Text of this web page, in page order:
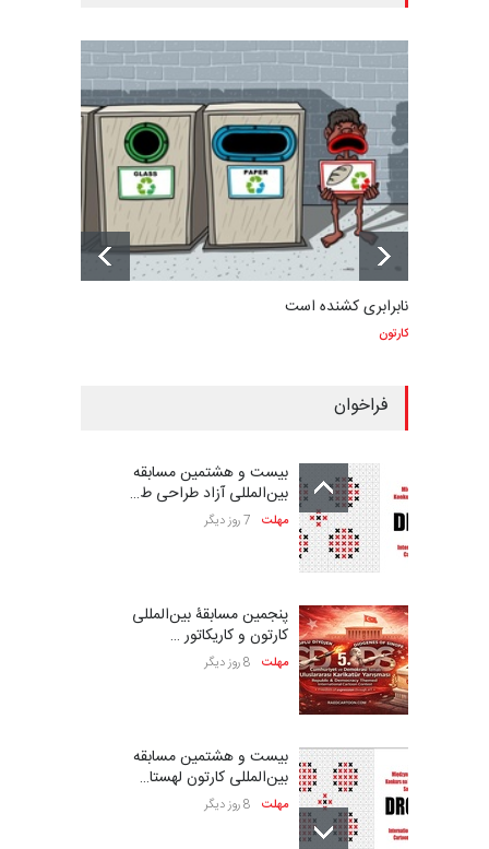
نابرابری کشنده است
کارتون
فراخوان
بیست و هشتمین مسابقه
بین‌المللی آزاد طراحی ط…
مهلت 7 روز دیگر
پنجمین مسابقۀ بین‌المللی
کارتون و کاریکاتور …
مهلت 8 روز دیگر
بیست و هشتمین مسابقه
بین‌المللی کارتون لهستا…
مهلت 8 روز دیگر